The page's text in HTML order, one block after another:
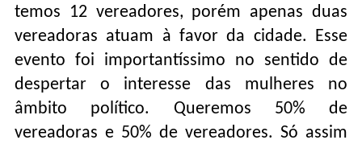
temos 12 vereadores, porém apenas duas
vereadoras atuam à favor da cidade. Esse
evento foi importantíssimo no sentido de
despertar o interesse das mulheres no
âmbito político. Queremos 50% de
vereadoras e 50% de vereadores. Só assim